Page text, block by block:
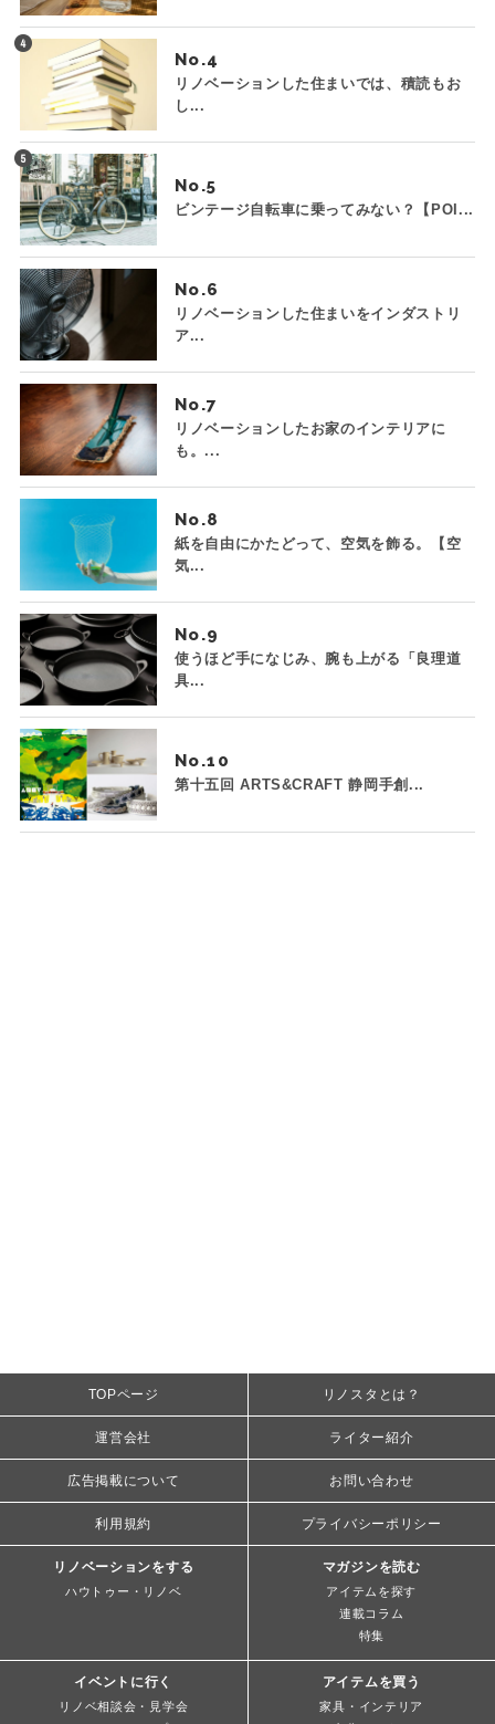
No.
リノベーションした住まいでは、積読もお
し...
No.
ビンテージ自転車に乗ってみない？【POI...
No.
リノベーションした住まいをインダストリ
ア...
No.
リノベーションしたお家のインテリアに
も。...
No.
紙を自由にかたどって、空気を飾る。【空
気...
No.
使うほど手になじみ、腕も上がる「良理道
具...
No.
第十五回 ARTS&CRAFT 静岡手創...
TOPページ リノスタとは？
運営会社 ライター紹介
広告掲載について お問い合わせ
利用規約 プライバシーポリシー
リノベーションをする
ハウトゥー・リノベ
マガジンを読む
アイテムを探す
連載コラム
特集
イベントに行く
リノベ相談会・見学会
アイテムを買う
家具・インテリア